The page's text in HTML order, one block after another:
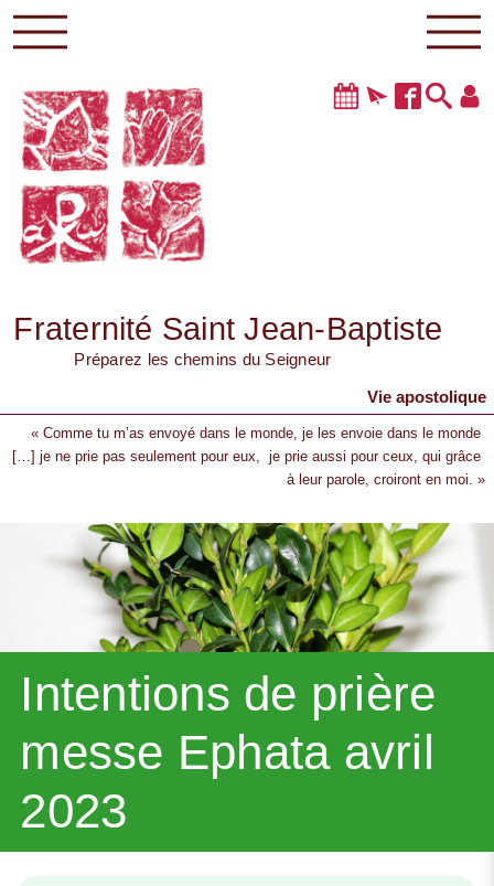
Fraternité Saint Jean-Baptiste
Préparez les chemins du Seigneur
Vie apostolique
« Comme tu m’as envoyé dans le monde, je les envoie dans le monde
[…] je ne prie pas seulement pour eux, je prie aussi pour ceux, qui grâce
à leur parole, croiront en moi. »
Intentions de prière
messe Ephata avril
2023